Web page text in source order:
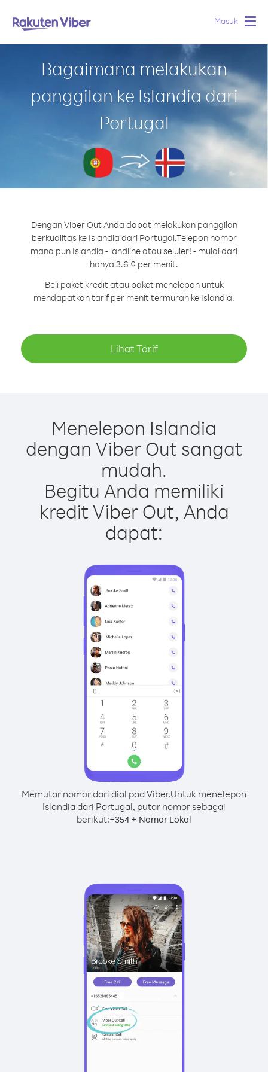
Masuk
Bagaimana melakukan
panggilan ke Islandia dari
Portugal
Dengan Viber Out Anda dapat melakukan panggilan
berkualitas ke Islandia dari Portugal.Telepon nomor
mana pun Islandia - landline atau seluler! - mulai dari
hanya 3.6 ¢ per menit.
Beli paket kredit atau paket menelepon untuk
mendapatkan tarif per menit termurah ke Islandia.
Lihat Tarif
Menelepon Islandia
dengan Viber Out sangat
mudah.
Begitu Anda memiliki
kredit Viber Out, Anda
dapat:
Memutar nomor dari dial pad Viber.Untuk menelepon
Islandia dari Portugal, putar nomor sebagai
berikut:+354 + Nomor Lokal